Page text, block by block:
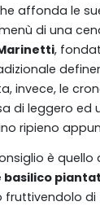
affonda le
di una
,
invece, le
di leggero ed
ripieno
è quello
basilico
fruttivendolo